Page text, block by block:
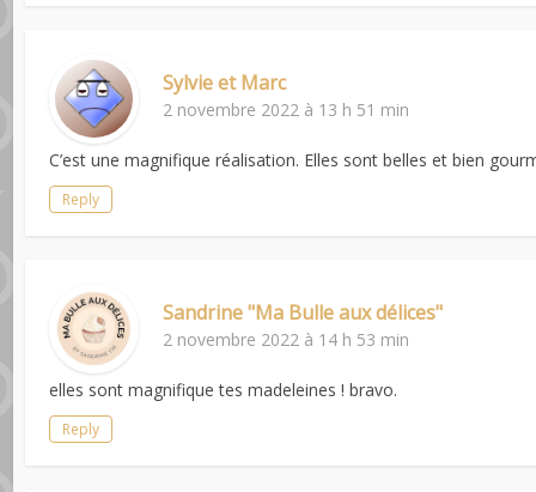
Sylvie et Marc
2 novembre 2022 à 13 h 51 min
C’est une magnifique réalisation. Elles sont belles et bien
Reply
Sandrine "Ma Bulle aux délices"
2 novembre 2022 à 14 h 53 min
elles sont magnifique tes madeleines ! bravo.
Reply